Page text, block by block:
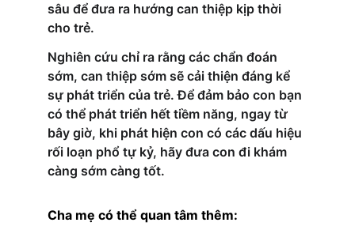
sâu để đưa ra hướng can thiệp kịp thời
cho trẻ.
Nghiên cứu chỉ ra rằng các chẩn đoán
sớm, can thiệp sớm sẽ cải thiện đáng kể
sự phát triển của trẻ. Để đảm bảo con bạn
có thể phát triển hết tiềm năng, ngay từ
bây giờ, khi phát hiện con có các dấu hiệu
rối loạn phổ tự kỷ, hãy đưa con đi khám
càng sớm càng tốt.
Cha mẹ có thể quan tâm thêm: